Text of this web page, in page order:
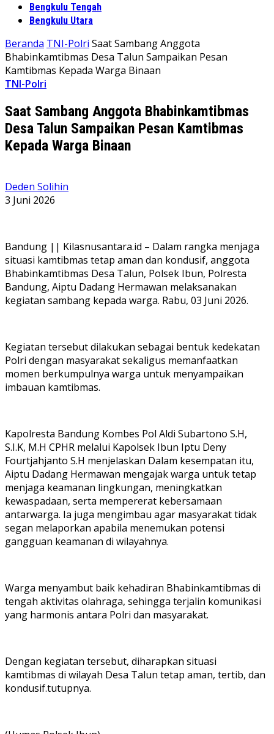
Bengkulu Tengah
Bengkulu Utara
Beranda TNI-Polri Saat Sambang Anggota
Bhabinkamtibmas Desa Talun Sampaikan Pesan
Kamtibmas Kepada Warga Binaan
TNI-Polri
Saat Sambang Anggota Bhabinkamtibmas
Desa Talun Sampaikan Pesan Kamtibmas
Kepada Warga Binaan
Deden Solihin
3 Juni 2026
Bandung || Kilasnusantara.id – Dalam rangka menjaga
situasi kamtibmas tetap aman dan kondusif, anggota
Bhabinkamtibmas Desa Talun, Polsek Ibun, Polresta
Bandung, Aiptu Dadang Hermawan melaksanakan
kegiatan sambang kepada warga. Rabu, 03 Juni 2026.
Kegiatan tersebut dilakukan sebagai bentuk kedekatan
Polri dengan masyarakat sekaligus memanfaatkan
momen berkumpulnya warga untuk menyampaikan
imbauan kamtibmas.
Kapolresta Bandung Kombes Pol Aldi Subartono S.H,
S.I.K, M.H CPHR melalui Kapolsek Ibun Iptu Deny
Fourtjahjanto S.H menjelaskan Dalam kesempatan itu,
Aiptu Dadang Hermawan mengajak warga untuk tetap
menjaga keamanan lingkungan, meningkatkan
kewaspadaan, serta mempererat kebersamaan
antarwarga. Ia juga mengimbau agar masyarakat tidak
segan melaporkan apabila menemukan potensi
gangguan keamanan di wilayahnya.
Warga menyambut baik kehadiran Bhabinkamtibmas di
tengah aktivitas olahraga, sehingga terjalin komunikasi
yang harmonis antara Polri dan masyarakat.
Dengan kegiatan tersebut, diharapkan situasi
kamtibmas di wilayah Desa Talun tetap aman, tertib, dan
kondusif.tutupnya.